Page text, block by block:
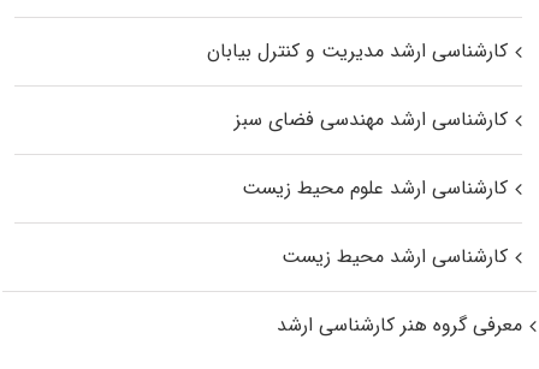
کارشناسی ارشد مدیریت و کنترل بیابان
کارشناسی ارشد مهندسی فضای سبز
کارشناسی ارشد علوم محیط‌ زیست
کارشناسی ارشد محیط زیست
معرفی گروه هنر کارشناسی ارشد